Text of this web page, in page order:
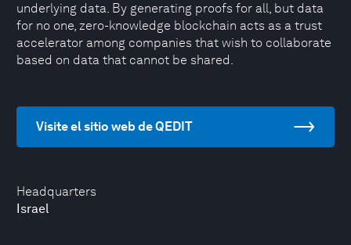
Headquarters
Israel
underlying data. By generating proofs for all, but data
for no one, zero-knowledge blockchain acts as a trust
accelerator among companies that wish to collaborate
based on data that cannot be shared.
Visite el sitio web de QEDIT